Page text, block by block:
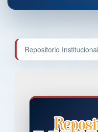
Repositorio